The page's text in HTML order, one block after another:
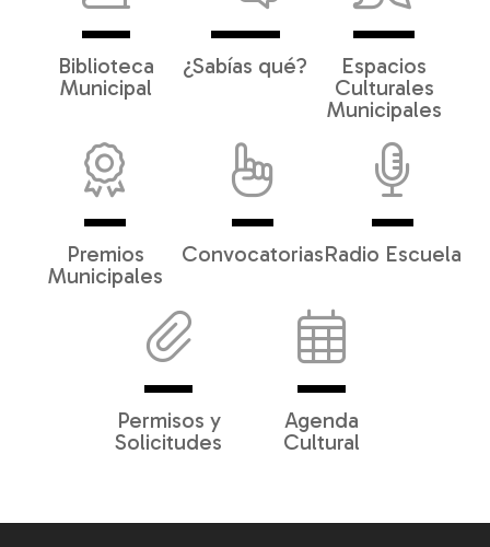
Biblioteca
Municipal
¿Sabías qué?
Espacios
Culturales
Municipales
Premios
Municipales
ConvocatoriasRadio Escuela
Permisos y
Solicitudes
Agenda
Cultural